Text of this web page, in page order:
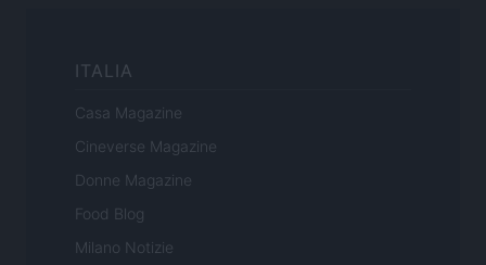
ITALIA
Casa Magazine
Cineverse Magazine
Donne Magazine
Food Blog
Milano Notizie